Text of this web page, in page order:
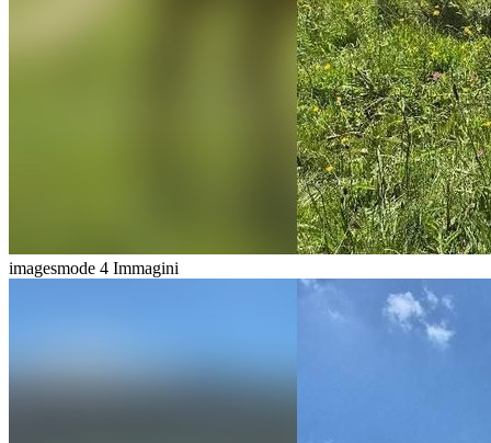
imagesmode 4 Immagini